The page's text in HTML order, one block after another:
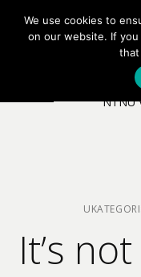
NTNU
It’s
We use cookies to
on our website. If
that